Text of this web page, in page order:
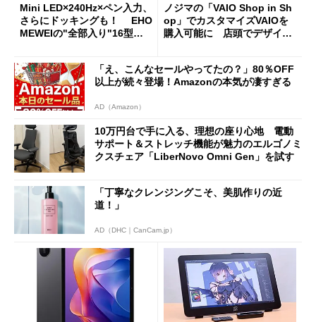
Mini LED×240Hz×ペン入力、
さらにドッキングも！ EHO
MEWEIの"全部入り"16型モ
ノジマの「VAIO Shop in Sh
op」でカスタマイズVAIOを
購入可能に 店頭でデザイン
「え、こんなセールやってたの？」80％OFF
以上が続々登場！Amazonの本気が凄すぎる
AD（Amazon）
10万円台で手に入る、理想の座り心地 電動
サポート＆ストレッチ機能が魅力のエルゴノミ
クスチェア「LiberNovo Omni Gen」を試す
「丁寧なクレンジングこそ、美肌作りの近
道！」
AD（DHC｜CanCam.jp）